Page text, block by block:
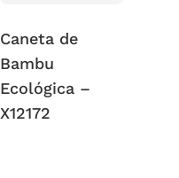
Caneta de
Bambu
Ecológica –
X12172